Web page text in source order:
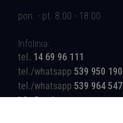
pon. - pt. 8.00 - 18.00
Infolinia:
tel. 14 69 96 111
tel./whatsapp 539 950 190
tel./whatsapp 539 964 547
b2c@rotinger.com